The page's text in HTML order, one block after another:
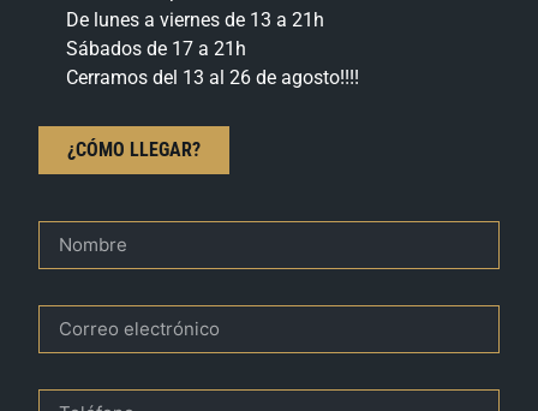
De lunes a viernes de 13 a 21h
Sábados de 17 a 21h
Cerramos del 13 al 26 de agosto!!!!
¿CÓMO LLEGAR?